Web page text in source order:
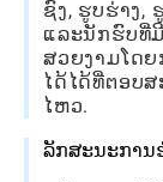
ຊົງ, ຮູບຮ່າງ,
ແລະນັກຮົບທີ່
ສວຍງາມໂດ
ໄດ້ໄດ້ທີ່ຕອບ
ໄຫວ.
ລັກສະນະການ